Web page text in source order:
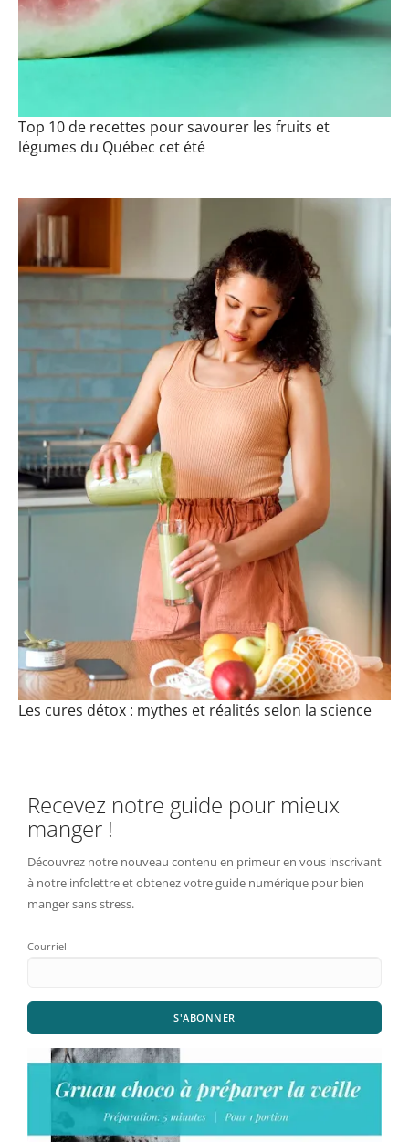
Top 10 de recettes pour savourer les fruits et
légumes du Québec cet été
Les cures détox : mythes et réalités selon la science
Recevez notre guide pour mieux
manger !
Découvrez notre nouveau contenu en primeur en vous inscrivant
à notre infolettre et obtenez votre guide numérique pour bien
manger sans stress.
Courriel
S'ABONNER